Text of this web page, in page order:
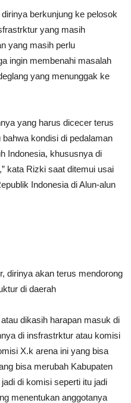
berkunjung ke pelosok
yang masih
yang masih perlu
ingin membenahi masalah
yang menunggak ke
yang harus dicecer terus
kondisi di pedalaman
Indonesia, khususnya di
kata Rizki saat ditemui usai
Indonesia di Alun-alun
dirinya akan terus mendorong
di daerah
dikasih harapan masuk di
di insfrastrktur atau komisi
X.k arena ini yang bisa
bisa merubah Kabupaten
di komisi seperti itu jadi
menentukan anggotanya